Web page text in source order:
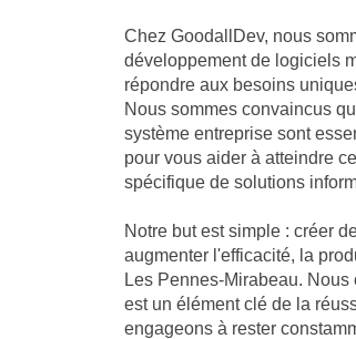
Chez GoodallDev, nous
développement de logiciels
répondre aux besoins
Nous sommes convaincus
système entreprise sont
pour vous aider à atteindre
spécifique de solutions
Notre but est simple : créer
augmenter l'efficacité, la
Les Pennes-Mirabeau.
est un élément clé de la
engageons à rester